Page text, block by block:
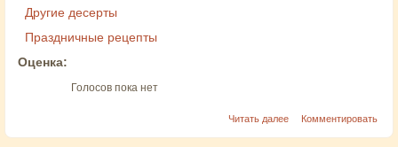
Другие десерты
Праздничные рецепты
Оценка:
Голосов пока нет
Читать далее Комментировать